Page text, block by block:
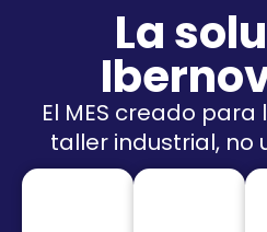
La
El MES creado
taller industrial, no